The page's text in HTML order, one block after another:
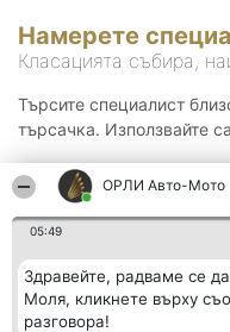
ОРЛИ Aвто-Mото
05:49
Здравейте, радваме се
Моля, кликнете върху
разговора!
Намерете
Класацията събира,
Търсите специалист
търсачка. Използвайте